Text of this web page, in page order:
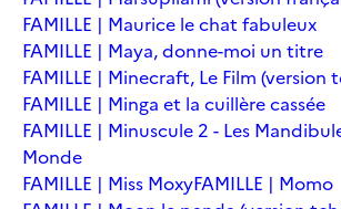
FAMILLE | Maurice le chat fabuleux
FAMILLE | Maya, donne-moi un titre
FAMILLE | Minecraft, Le Film (version
FAMILLE | Minga et la cuillère cassée
FAMILLE | Minuscule 2 - Les
Monde
FAMILLE | Miss MoxyFAMILLE | Momo